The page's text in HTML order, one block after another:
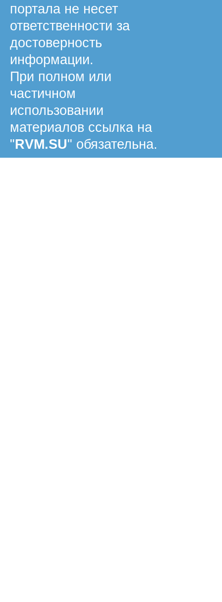
портала не несет
ответственности за
достоверность
информации.
При полном или
частичном
использовании
материалов ссылка на
"RVM.SU" обязательна.